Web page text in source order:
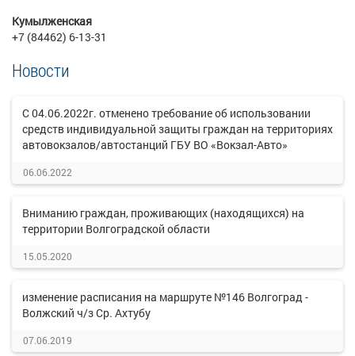
Кумылженская
+7 (84462) 6-13-31
Новости
С 04.06.2022г. отменено требование об использовании
средств индивидуальной защиты граждан на территориях
автовокзалов/автостанций ГБУ ВО «Вокзал-Авто»
06.06.2022
Вниманию граждан, проживающих (находящихся) на
территории Волгоградской области
15.05.2020
изменение расписания на маршруте №146 Волгоград -
Волжский ч/з Ср. Ахтубу
07.06.2019